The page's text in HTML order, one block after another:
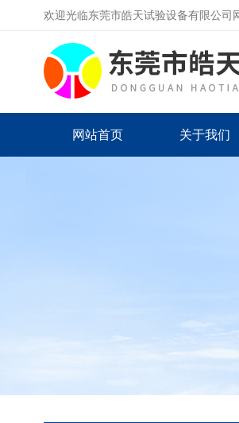
欢迎光临东莞市皓天试验设备有限公司
网站首页 关于我们